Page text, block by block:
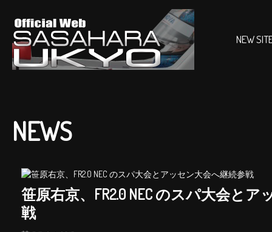
NEW
NEWS
笹原右京、FR2.0 NEC のスパ大会と
戦